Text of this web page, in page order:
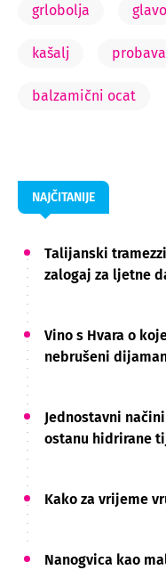
grlobolja
kašalj probava
balzamični ocat
NAJČITANIJE
Talijanski
zalogaj za ljetne
Vino s Hvara o
nebrušeni
Jednostavni
ostanu hidrirane
Kako za vrijeme
Nanogvica kao